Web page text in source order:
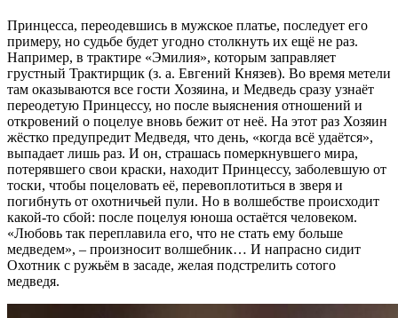
Принцесса, переодевшись в мужское платье, последует его
примеру, но судьбе будет угодно столкнуть их ещё не раз.
Например, в трактире «Эмилия», которым заправляет
грустный Трактирщик (з. а. Евгений Князев). Во время метели
там оказываются все гости Хозяина, и Медведь сразу узнаёт
переодетую Принцессу, но после выяснения отношений и
откровений о поцелуе вновь бежит от неё. На этот раз Хозяин
жёстко предупредит Медведя, что день, «когда всё удаётся»,
выпадает лишь раз. И он, страшась померкнувшего мира,
потерявшего свои краски, находит Принцессу, заболевшую от
тоски, чтобы поцеловать её, перевоплотиться в зверя и
погибнуть от охотничьей пули. Но в волшебстве происходит
какой-то сбой: после поцелуя юноша остаётся человеком.
«Любовь так переплавила его, что не стать ему больше
медведем», – произносит волшебник… И напрасно сидит
Охотник с ружьём в засаде, желая подстрелить сотого
медведя.